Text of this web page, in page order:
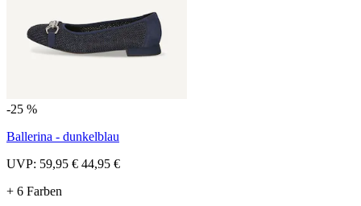
-25 %
Ballerina - dunkelblau
UVP: 59,95 € 44,95 €
+ 6 Farben